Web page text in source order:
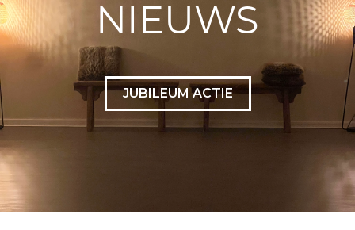
NIEUWS
JUBILEUM ACTIE